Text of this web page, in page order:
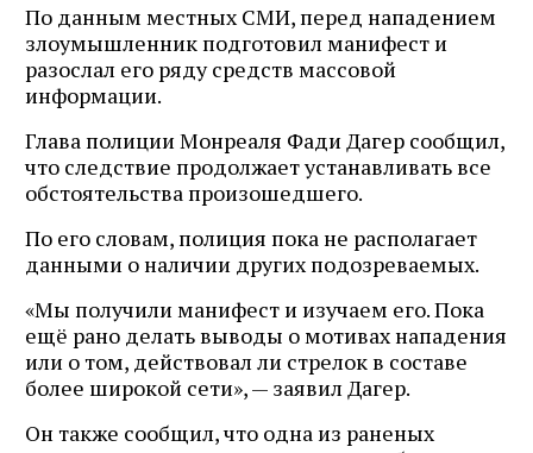
По данным местных СМИ, перед нападением
злоумышленник подготовил манифест и
разослал его ряду средств массовой
информации.
Глава полиции Монреаля Фади Дагер сообщил,
что следствие продолжает устанавливать все
обстоятельства произошедшего.
По его словам, полиция пока не располагает
данными о наличии других подозреваемых.
«Мы получили манифест и изучаем его. Пока
ещё рано делать выводы о мотивах нападения
или о том, действовал ли стрелок в составе
более широкой сети», — заявил Дагер.
Он также сообщил, что одна из раненых